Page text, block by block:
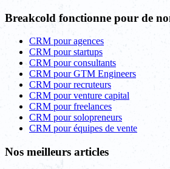
Breakcold fonctionne pour de
CRM pour agences
CRM pour startups
CRM pour consultants
CRM pour GTM Engineers
CRM pour recruteurs
CRM pour venture capital
CRM pour freelances
CRM pour solopreneurs
CRM pour équipes de vente
Nos meilleurs articles